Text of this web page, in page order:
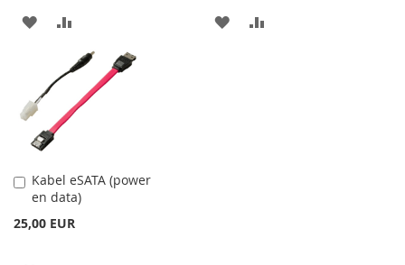
ADAUGATI
LISTA
DE
DORINTE
PENTRU
COMPARARE
ADAUGATI
Kabel eSATA (power
en data)
25,00 EUR
Adauga
în
cos